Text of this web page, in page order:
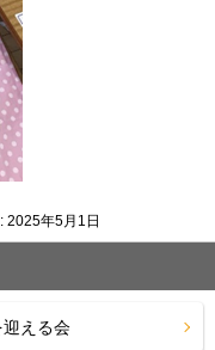
2025年5月1日
える会